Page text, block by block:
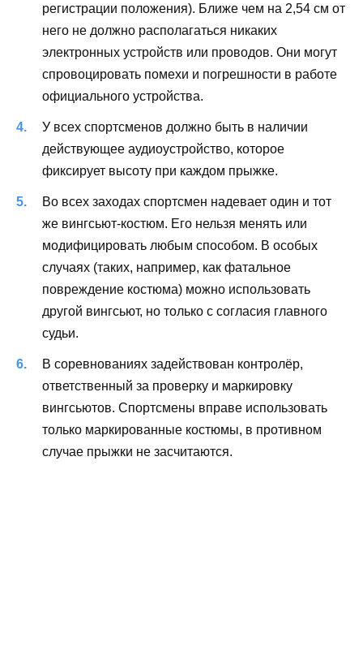
регистрации положения). Ближе чем на 2,54 см от
него не должно располагаться никаких
электронных устройств или проводов. Они могут
спровоцировать помехи и погрешности в работе
официального устройства.
У всех спортсменов должно быть в наличии
действующее аудиоустройство, которое
фиксирует высоту при каждом прыжке.
Во всех заходах спортсмен надевает один и тот
же вингсьют-костюм. Его нельзя менять или
модифицировать любым способом. В особых
случаях (таких, например, как фатальное
повреждение костюма) можно использовать
другой вингсьют, но только с согласия главного
судьи.
В соревнованиях задействован контролёр,
ответственный за проверку и маркировку
вингсьютов. Спортсмены вправе использовать
только маркированные костюмы, в противном
случае прыжки не засчитаются.